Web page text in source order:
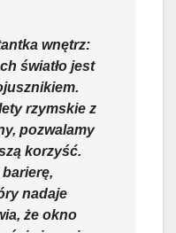
wnętrz:
światło jest
rzymskie z
pozwalamy
korzyść.
nadaje
że okno